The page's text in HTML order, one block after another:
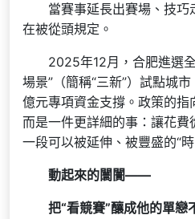
當賽事延長出賽場、技
在被從頭規定。
2025年12月，合肥進選
場景”（簡稱“三新”）試點城
億元專項資金支撐。政策的指
而是一件更詳細的事：讓花費
一段可以被延伸、被豐盛的“時
動起來的闤闠——
把“看競賽”釀成他的單